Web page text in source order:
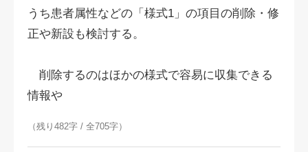
うち患者属性などの「様式1」の項目の削除・修
正や新設も検討する。
削除するのはほかの様式で容易に収集できる
情報や
（残り482字 / 全705字）